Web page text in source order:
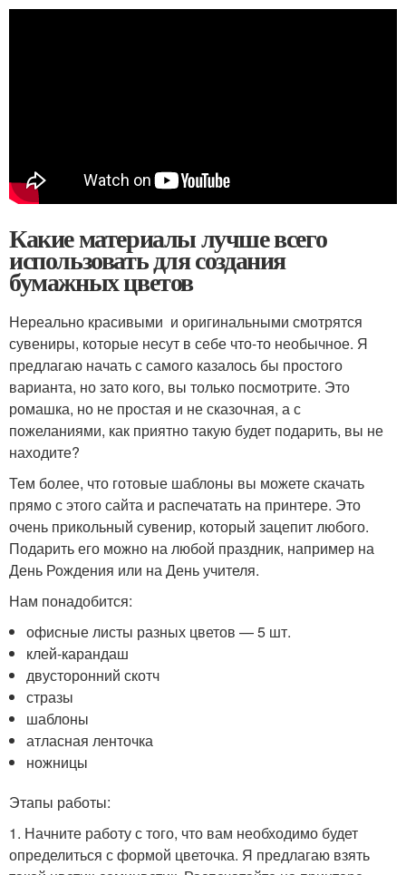
Какие материалы лучше всего
использовать для создания
бумажных цветов
Нереально красивыми и оригинальными смотрятся
сувениры, которые несут в себе что-то необычное. Я
предлагаю начать с самого казалось бы простого
варианта, но зато кого, вы только посмотрите. Это
ромашка, но не простая и не сказочная, а с
пожеланиями, как приятно такую будет подарить, вы не
находите?
Тем более, что готовые шаблоны вы можете скачать
прямо с этого сайта и распечатать на принтере. Это
очень прикольный сувенир, который зацепит любого.
Подарить его можно на любой праздник, например на
День Рождения или на День учителя.
Нам понадобится:
офисные листы разных цветов — 5 шт.
клей-карандаш
двусторонний скотч
стразы
шаблоны
атласная ленточка
ножницы
Этапы работы:
1. Начните работу с того, что вам необходимо будет
определиться с формой цветочка. Я предлагаю взять